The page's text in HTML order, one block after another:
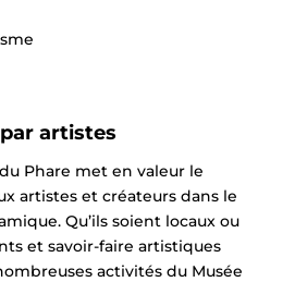
artistes
Phare met en valeur le
artistes et créateurs dans le
Qu’ils soient locaux ou
et savoir-faire artistiques
activités du Musée